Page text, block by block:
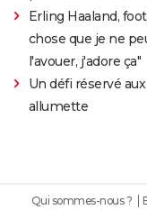
Erling Haaland,
chose que je ne
l'avouer, j'adore ça"
Un défi réservé
allumette
Qui sommes-nous ?